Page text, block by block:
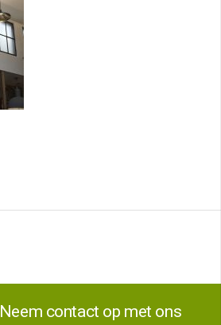
contact op met ons